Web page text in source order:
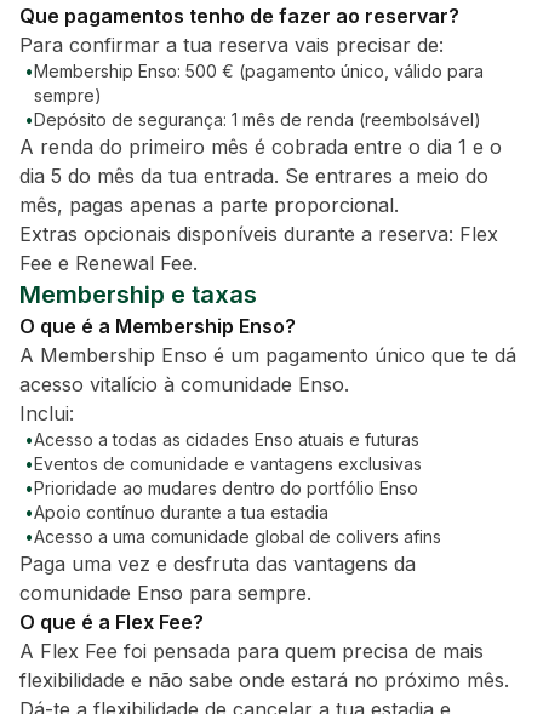
Que pagamentos tenho de fazer ao reservar?
Para confirmar a tua reserva vais precisar de:
•Membership Enso: 500 € (pagamento único, válido para
sempre)
•Depósito de segurança: 1 mês de renda (reembolsável)
A renda do primeiro mês é cobrada entre o dia 1 e o
dia 5 do mês da tua entrada. Se entrares a meio do
mês, pagas apenas a parte proporcional.
Extras opcionais disponíveis durante a reserva: Flex
Fee e Renewal Fee.
Membership e taxas
O que é a Membership Enso?
A Membership Enso é um pagamento único que te dá
acesso vitalício à comunidade Enso.
Inclui:
•Acesso a todas as cidades Enso atuais e futuras
•Eventos de comunidade e vantagens exclusivas
•Prioridade ao mudares dentro do portfólio Enso
•Apoio contínuo durante a tua estadia
•Acesso a uma comunidade global de colivers afins
Paga uma vez e desfruta das vantagens da
comunidade Enso para sempre.
O que é a Flex Fee?
A Flex Fee foi pensada para quem precisa de mais
flexibilidade e não sabe onde estará no próximo mês.
Dá-te a flexibilidade de cancelar a tua estadia e